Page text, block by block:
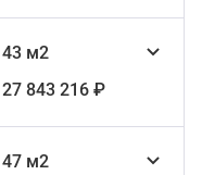
43 м2
27 843 216 ₽
47 м2